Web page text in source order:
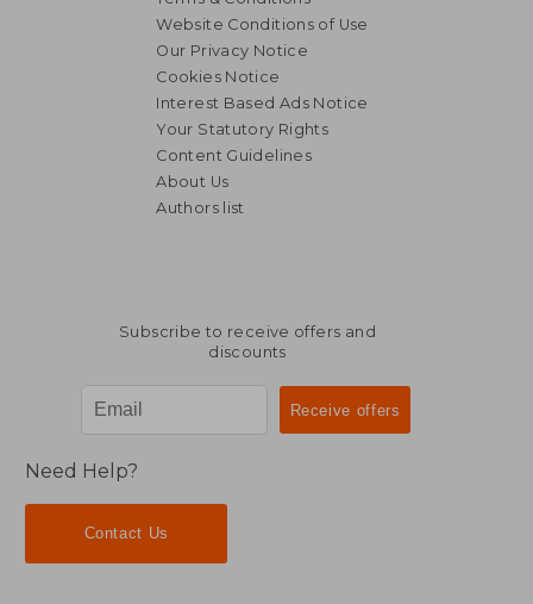
Website Conditions of Use
Our Privacy Notice
Cookies Notice
Interest Based Ads Notice
Your Statutory Rights
Content Guidelines
About Us
Authors list
Subscribe to receive offers and
discounts
Need Help?
Contact Us